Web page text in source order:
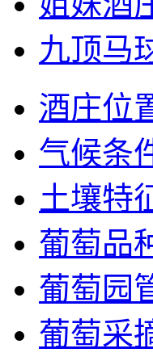
九顶马
酒庄位
气候条
土壤特
葡萄品
葡萄园
葡萄采